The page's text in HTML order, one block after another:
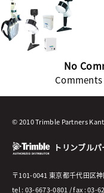
No
© 2010 Trimble Partners
トリンブル
〒101-0041 東京都千代田区
tel : 03-6673-0801 / fax : 03-